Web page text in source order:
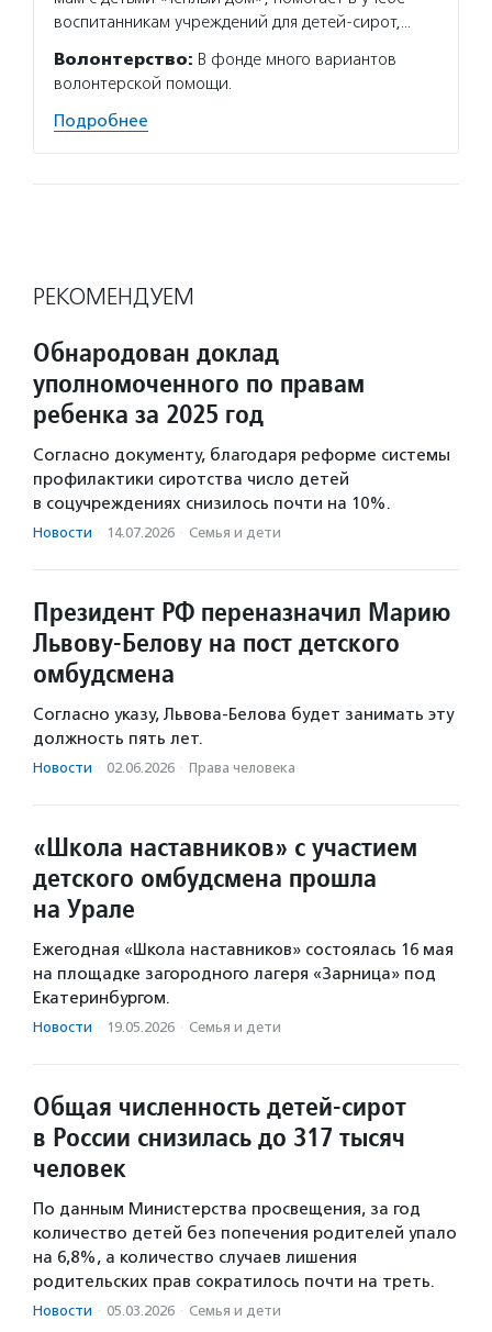
воспитанникам учреждений для детей-сирот,…
Волонтерство: В фонде много вариантов
волонтерской помощи.
Подробнее
РЕКОМЕНДУЕМ
Обнародован доклад
уполномоченного по правам
ребенка за 2025 год
Согласно документу, благодаря реформе системы
профилактики сиротства число детей
в соцучреждениях снизилось почти на 10%.
Новости · 14.07.2026 · Семья и дети
Президент РФ переназначил Марию
Львову-Белову на пост детского
омбудсмена
Согласно указу, Львова-Белова будет занимать эту
должность пять лет.
Новости · 02.06.2026 · Права человека
«Школа наставников» с участием
детского омбудсмена прошла
на Урале
Ежегодная «Школа наставников» состоялась 16 мая
на площадке загородного лагеря «Зарница» под
Екатеринбургом.
Новости · 19.05.2026 · Семья и дети
Общая численность детей-сирот
в России снизилась до 317 тысяч
человек
По данным Министерства просвещения, за год
количество детей без попечения родителей упало
на 6,8%, а количество случаев лишения
родительских прав сократилось почти на треть.
Новости · 05.03.2026 · Семья и дети